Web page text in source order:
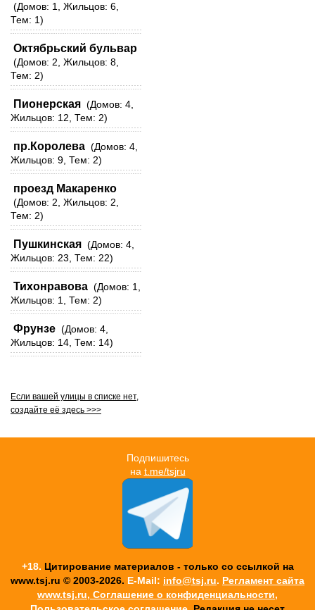
(Домов: 1, Жильцов: 6,
Тем: 1)
Октябрьский бульвар
(Домов: 2, Жильцов: 8,
Тем: 2)
Пионерская (Домов: 4,
Жильцов: 12, Тем: 2)
пр.Королева (Домов: 4,
Жильцов: 9, Тем: 2)
проезд Макаренко
(Домов: 2, Жильцов: 2,
Тем: 2)
Пушкинская (Домов: 4,
Жильцов: 23, Тем: 22)
Тихонравова (Домов: 1,
Жильцов: 1, Тем: 2)
Фрунзе (Домов: 4,
Жильцов: 14, Тем: 14)
Если вашей улицы в списке нет,
создайте её здесь >>>
Подпишитесь
на t.me/tsjru
+18. Цитирование материалов - только со ссылкой на
www.tsj.ru © 2003-2026. E-Mail: info@tsj.ru. Регламент сайта
www.tsj.ru, Соглашение о конфиденциальности,